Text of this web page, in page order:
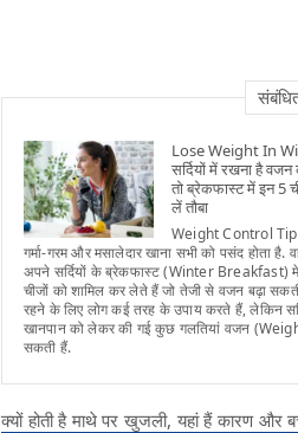
Lose Weight In
सर्दियों में रखना है
तो ब्रेकफास्ट में इन 5
लें तौबा
Weight Control
गर्मा-गरम और मसालेदार खाना सभी को पसंद होता है.
अपने सर्दियों के ब्रेकफास्ट (Winter Breakfast)
चीजों को शामिल कर लेते हैं जो तेजी से वजन बढ़ा
रहने के लिए लोग कई तरह के उपाय करते हैं, लेकिन
खानपान को लेकर की गई कुछ गलतियां वजन
सकती हैं.
क्यों होती है माथे पर खुजली, यहां हैं कारण और